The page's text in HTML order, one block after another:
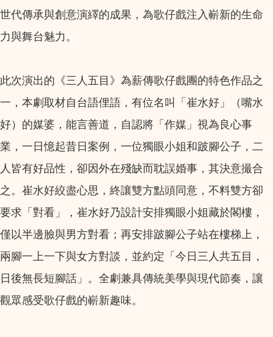
世代傳承與創意演繹的成果，為歌仔戲注入嶄新的生命
力與舞台魅力。
此次演出的《三人五目》為薪傳歌仔戲團的特色作品之
一，本劇取材自台語俚語，有位名叫「崔水好」（嘴水
好）的媒婆，能言善道，自認將「作媒」視為良心事
業，一日憶起昔日案例，一位獨眼小姐和跛腳公子，二
人皆有好品性，卻因外在殘缺而耽誤婚事，其決意撮合
之。崔水好絞盡心思，終讓雙方點頭同意，不料雙方卻
要求「對看」，崔水好乃設計安排獨眼小姐藏於閣樓，
僅以半邊臉與男方對看；再安排跛腳公子站在樓梯上，
兩腳一上一下與女方對談，並約定「今日三人共五目，
日後無長短腳話」。全劇兼具傳統美學與現代節奏，讓
觀眾感受歌仔戲的嶄新趣味。